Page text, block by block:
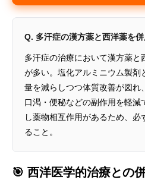
Q. 多汗症の漢方薬と西洋薬を
多汗症の治療において漢方薬と
が多い。塩化アルミニウム製剤
量を減らしつつ体質改善が図れ
口渇・便秘などの副作用を軽減
し薬物相互作用があるため、必
ること。
🎯 西洋医学的治療との